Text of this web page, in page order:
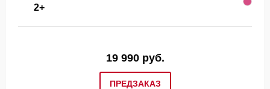
2+
ПРЕДЗАКАЗ
19 990 руб.